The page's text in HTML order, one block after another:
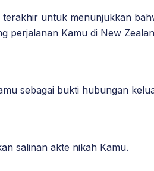
untuk menunjukkan
perjalanan Kamu di New
sebagai bukti hubungan
salinan akte nikah Kamu.